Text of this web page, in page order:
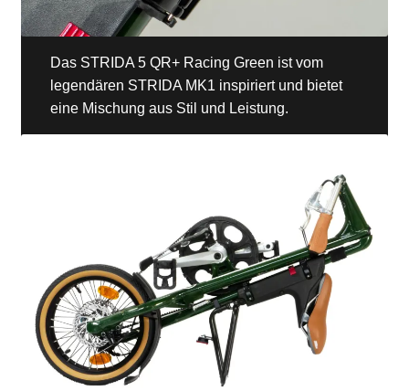
Das STRIDA 5 QR+ Racing Green ist vom
legendären STRIDA MK1 inspiriert und bietet
eine Mischung aus Stil und Leistung.